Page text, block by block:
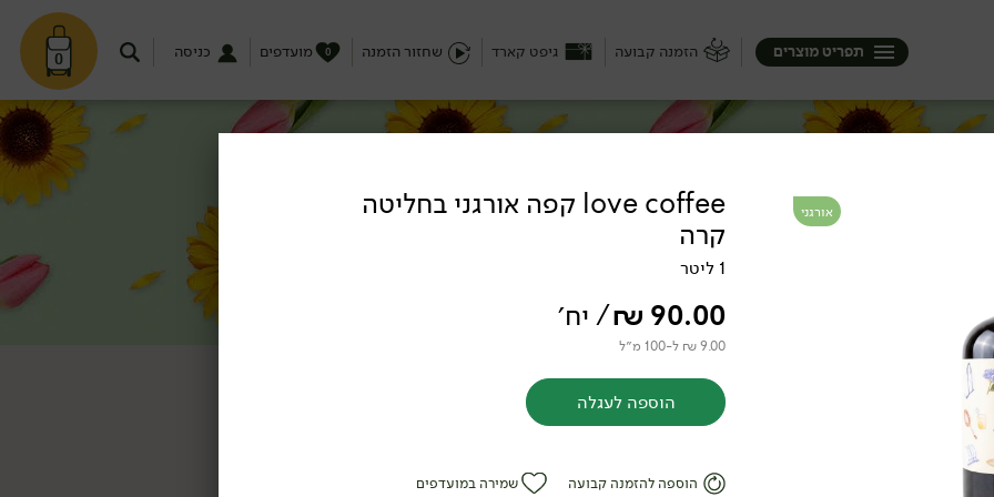
0 הזמנה קבועה גיפט קארד שחזור הזמנה מועדפים 0 כניסה תפריט מוצרים
גם ליד בשר ולא תמיד יושבים לאכול כולם
ואותך?
אורגני
love coffee קפה אורגני בחליטה
קרה
1 ליטר
90.00
₪/ יח׳
9.00 ₪ ל-100 מ״ל
הוספה לעגלה
הוספה להזמנה קבועה שמירה במועדפים